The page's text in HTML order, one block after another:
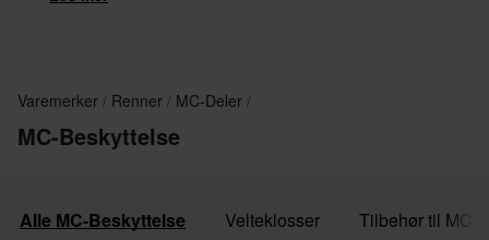
Varemerker Renner MC-Deler
MC-Beskyttelse
Alle MC-Beskyttelse Velteklosser Tilbehør til MC-